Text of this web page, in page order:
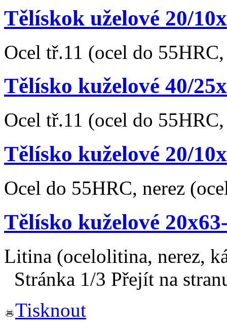
Tělískok uželové 20/
Ocel tř.11 (ocel do
Tělísko kuželové 40/
Ocel tř.11 (ocel do
Tělísko kuželové 20/
Ocel do 55HRC, nerez
Tělísko kuželové
Litina (ocelolitina, nerez,
Stránka 1/3 Přejít na
Tisknout